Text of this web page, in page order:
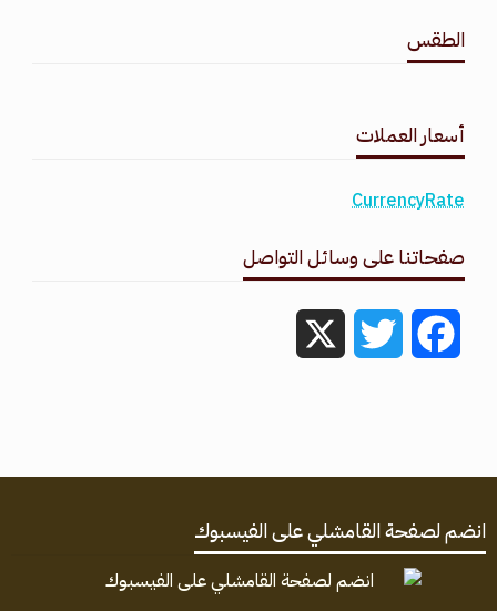
الطقس
أسعار العملات
CurrencyRate
صفحاتنا على وسائل التواصل
Facebook
Twitter
انضم لصفحة القامشلي على الفيسبوك